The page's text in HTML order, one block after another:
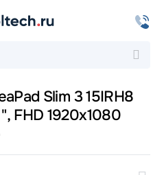
Slim 3 15IRH8
FHD 1920x1080